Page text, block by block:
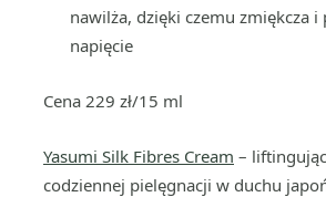
nawilża, dzięki czemu zmiękcza i
napięcie
Cena 229 zł/15 ml
Yasumi Silk Fibres Cream –
codziennej pielęgnacji w duchu